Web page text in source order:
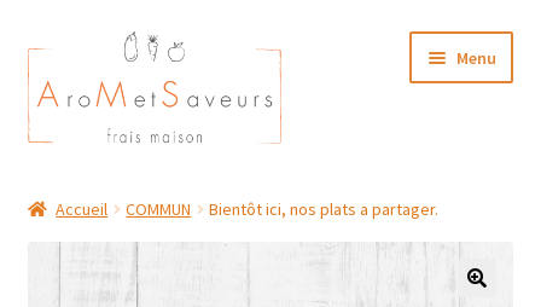
Aller
à
la
navigation
Aller
au
contenu
Menu
Plat du Jour/ Menu Week end
Accueil COMMUN Bientôt ici, nos plats a partager.